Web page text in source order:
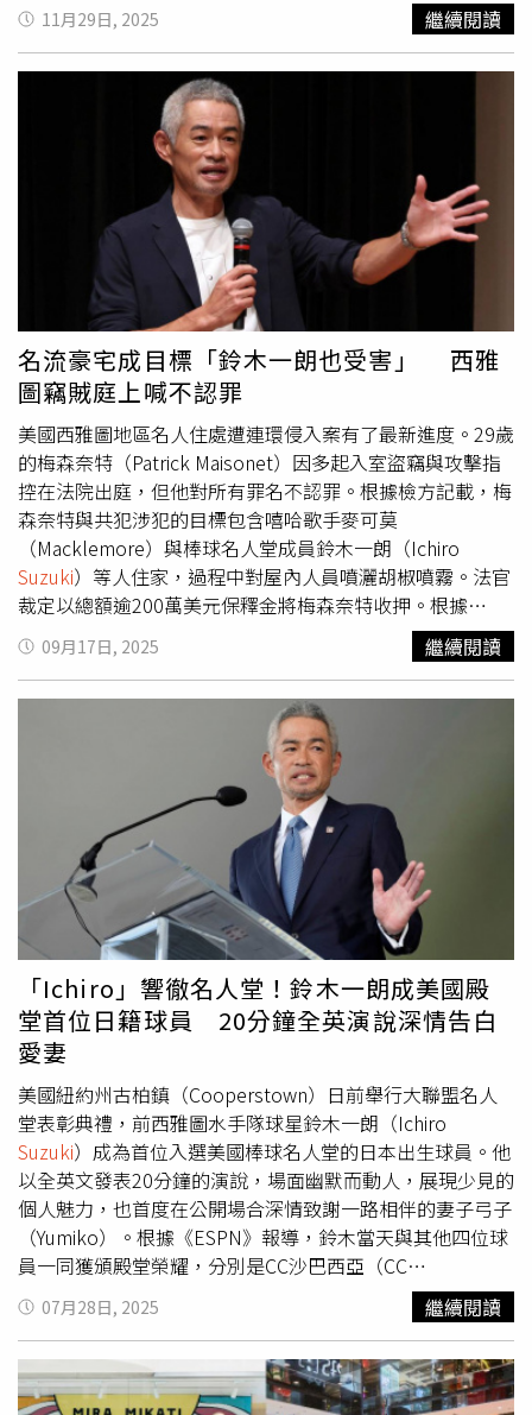
道路，消防與救援人員也同步到場協助傷者救護及交通安全
維護。由於重機卡在高處，後續還必須出動大型吊臂設備才
能順利移除，整體清理作業耗費不少時間。警方表示，目前
初步研判事故可能與超速有關，但尚未確認究竟是BMW駕
駛還是重機騎士超速釀禍。所幸BMW駕駛並未受傷，而重
機騎士雖然傷勢嚴重，但沒有生命危險。參與救援的三角洲
消防員工會（Delta Firefighters IAFF Local 1763）事後也
在社群平台發文，除了祝福傷者早日康復外，也呼籲民眾務
必減速慢行、保持警覺，提醒大家高性能車輛一旦發生事
故，往往只在短短幾秒內，就可能釀成難以想像的後果。
在 Instagram 查看這則貼文 從 Instagram 分享的貼文
絲。根據英國《太陽報》（The U.S. Sun）與《elheraldo》
等多家媒體報導，這起事故發生於11月26日深夜，地點位
於吉隆（Girón）至弗羅里達布蘭卡（Floridablanca）間的
高速公路。凱倫當時騎乘她經常出鏡的
門，疑似在兩輛車之間穿越時失去平衡，先撞上一輛雪佛蘭
（Chevrolet Spark）轎車後倒地，再遭對向駛來、來不及
閃避的聯結車輾壓。當地交通官員指出，雖然現場醫護人員
迅速趕到，但凱倫因傷勢過重仍宣告不治。警方表示，目前
事故初步研判為車陣鑽縫行駛導致的摔車與連環碰撞，不過
仍將透過監視器畫面分析與目擊者訪談，調查是否涉及其他
交通違規或責任歸屬。檢察單位也已啟動刑事調查程序。意
外發生後，大批粉絲湧入凱倫社群留言哀悼，直呼：這真的
是死亡預兆。凱倫是當地社群平台上頗具人氣的重機與刺青
網紅，在Instagram擁有約2.2萬名追蹤者，TikTok則有約
1.5萬粉絲，綜合總數達4萬5千人。她經常分享騎乘Gixxer
的影片與生活照，其中部分影片觀看次數突破200萬。她也
熱愛刺青，經常展露身上的圖騰，受到年輕族群喜愛。在事
故發生數小時前，她在Instagram限時動態中表示，她平常
騎車會戴的眼鏡壞了，這次只能裸眼騎行，語帶玩笑地說：
「希望我不會因為沒戴眼鏡騎車而撞車。」貼文一出，如今
被大批粉絲視為「死亡預兆」，紛紛湧入留言哀悼：「這就
是（死亡）預言吧」、「天啊，為什麼妳要冒險？好心
痛」、「竟然真的說中了」。更令人感傷的是，凱倫生前最
後一則Reels影片中，還寫下願望：「希望我的Gixxer洗車
洗完後，能變成GSX750（紅牌重機）」，語氣中流露對騎
士夢想的期待，未料這句話如今也永遠停留在她的帳號中，
成為遺作。此事故在當地媒體與社群平台掀起高度關注，除
粉絲表達哀痛外，也有不少網友質疑裸眼騎車、鑽車縫的風
險行為。警方提醒所有用路人，應避免高風險駕駛，騎士更
應確保配備齊全與視線清晰，以保護自身安全，避免憾事再
度發生。
11月29日, 2025 繼續閱讀
名流豪宅成目標「鈴木一朗也受害」 西雅
圖竊賊庭上喊不認罪
美國西雅圖地區名人住處遭連環侵入案有了最新進度。29歲
的梅森奈特（Patrick Maisonet）因多起入室盜竊與攻擊指
控在法院出庭，但他對所有罪名不認罪。根據檢方記載，梅
森奈特與共犯涉犯的目標包含嘻哈歌手麥可莫
（Macklemore）與棒球名人堂成員鈴木一朗（Ichiro
Suzuki）等人住家，過程中對屋內人員噴灑胡椒噴霧。法官
裁定以總額逾200萬美元保釋金將梅森奈特收押。根據
《ABC新聞》報導，梅森奈特在8月21日於自宅因另一起入
室案遭警方逮捕，隨後被依多項重罪起訴；最新庭訊中，辯
方替梅森奈特提出不認罪答辯。偵辦單位表示，監視器影像
與手機定位等證據，足夠把多起案發現場串聯起來，而多件
失竊物品陸續在西雅圖南區一間珠寶店尋回，其中包含麥可
莫珍藏的西雅圖海鷹隊（Seattle Seahawks）與西雅圖音速
隊（Seattle Sounders）冠軍戒指。檔案顯示，2月9日清
晨，鈴木一朗位於西雅圖的住家遭人闖入，鈴木家屬當時在
臥室內，門縫一度被伸手噴灑胡椒噴霧，所幸成功以家具頂
住房門而未遭入侵。6月7日，麥可莫住家再傳案情，與梅森
奈特同行的另一名男子一同闖入，對一名22歲保母噴灑胡椒
噴霧；該名保母逃往鄰居家求助，警方隨後介入蒐證。調查
人員補充，手機訊號紀錄把梅森奈特自其住處與祖母住處一
路勾稽到多位被害者住所，失物去向則透過珠寶店交易紀錄
對上號。案情並非個案，近期全美多名職業運動員住家陸續
被鎖定，模式包含在球隊客場出賽期間選擇時機下手；聯邦
調查局（FBI）已向各大聯盟示警。美式足球方面，堪薩斯
城酋長隊（Kansas City Chiefs）球星馬霍姆斯（Patrick
Mahomes）與凱爾斯（Travis Kelce）家宅先後遭竊，NFL
與NBA對球員群組發布安全提醒；今年2月另有7人因相關系
列案遭到起訴。在西雅圖都會區，警方先前逮捕另一名男子
萊利四世（Earl Henderson Riley IV），部分案情與梅森奈
特有關。員警於筆錄中提到，梅森奈特行動時攜帶數位頻率
干擾器，意圖癱瘓行動通訊，包含阻斷撥打911。被害名單
除名人外，也涵蓋職棒投手卡斯提歐（Luis Castillo）、斯
奈爾（Blake Snell）與前海鷹角衛謝爾曼（Richard
Sherman）。斯奈爾住家被竊兩只勞力士，各值75,000美
元；謝爾曼住家在3月生日當天遭三人入侵，其中一人持
09月17日, 2025 繼續閱讀
「Ichiro」響徹名人堂！鈴木一朗成美國殿
堂首位日籍球員 20分鐘全英演說深情告白
愛妻
美國紐約州古柏鎮（Cooperstown）日前舉行大聯盟名人
堂表彰典禮，前西雅圖水手隊球星鈴木一朗（Ichiro
Suzuki）成為首位入選美國棒球名人堂的日本出生球員。他
以全英文發表20分鐘的演說，場面幽默而動人，展現少見的
個人魅力，也首度在公開場合深情致謝一路相伴的妻子弓子
（Yumiko）。根據《ESPN》報導，鈴木當天與其他四位球
員一同獲頒殿堂榮耀，分別是CC沙巴西亞（CC
Sabathia）、華格納（Billy Wagner）、以及追授的艾倫
（Dick Allen）與帕克（Dave Parker）。演說一開始，鈴木
一朗就以「這是我第三次當菜鳥」開場，引發觀眾會心一
笑，也難得讓外界見識到他私底下的幽默性格。鈴木一朗提
到，即便有超過3,000支大聯盟安打與單季262支安打的紀
07月28日, 2025 繼續閱讀